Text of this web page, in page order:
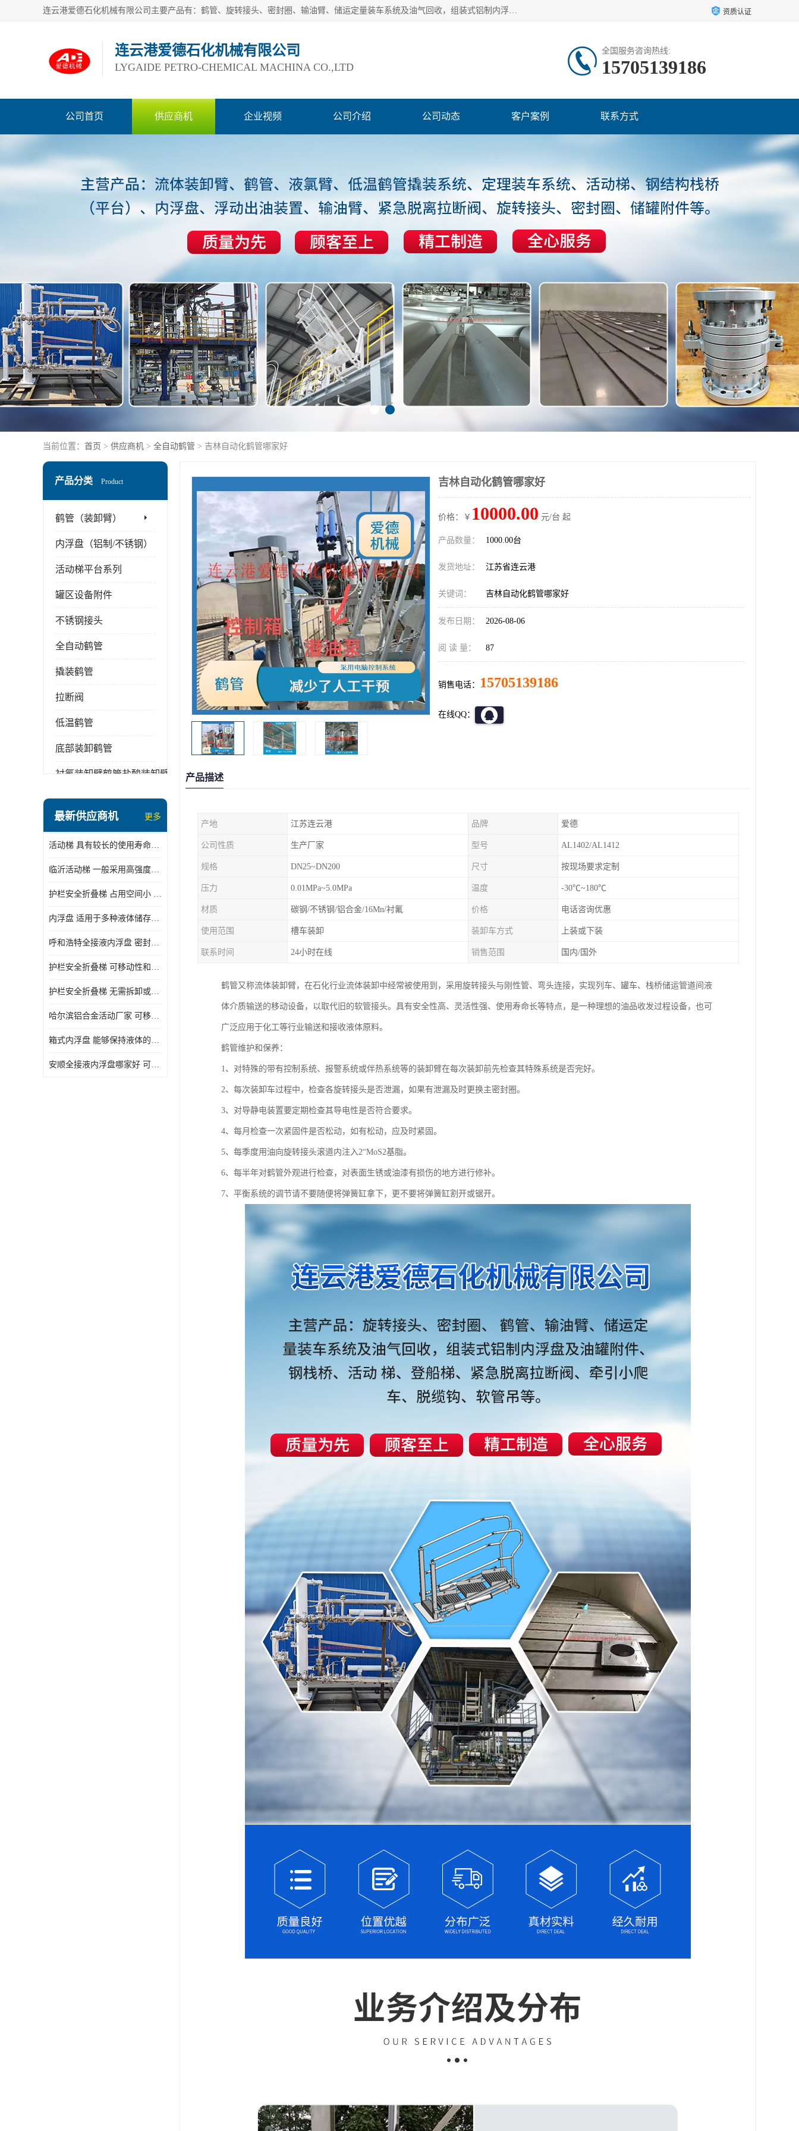
连云港爱德石化机械有限公司主要产品有：鹤管、旋转接头、密封圈、输油臂、储运定量装车系统及油气回收，组装式铝制内浮盘及油罐附件、钢结构栈桥/平台、活动梯、紧急脱离拉断阀等。完备的制造和检测手段以及高素质的员工确保了产品的质量。 资质认证
连云港爱德石化机械有限公司
LYGAIDE PETRO-CHEMICAL MACHINA CO.,LTD
全国服务咨询热线:
15705139186
公司首页 供应商机 企业视频 公司介绍 公司动态 客户案例 联系方式
当前位置： 首页 > 供应商机 > 全自动鹤管 > 吉林自动化鹤管哪家好
产品分类 Product
鹤管（装卸臂）
内浮盘（铝制/不锈钢）
活动梯平台系列
罐区设备附件
不锈钢接头
全自动鹤管
撬装鹤管
拉断阀
低温鹤管
底部装卸鹤管
衬氟装卸臂鹤管盐酸装卸臂
顶部装卸车鹤管
液氨液化气鹤管
定量装车系统
最新供应商机 更多
活动梯 具有较长的使用寿命和耐用性 一般采用高强度材料制造
临沂活动梯 一般采用高强度材料制造 可以用于多种不同的任务
护栏安全折叠梯 占用空间小 方便存放和搬运
内浮盘 适用于多种液体储存和运输 能够降低运输成本和维护成本
呼和浩特全接液内浮盘 密封性能好 有效保护液体质量
护栏安全折叠梯 可移动性和安全性较高 占用空间小
护栏安全折叠梯 无需拆卸或重新安装 占用空间小
哈尔滨铝合金活动厂家 可移动性和安全性较高 占用空间小
箱式内浮盘 能够保持液体的密闭状态 适用于多种液体储存和运输
安顺全接液内浮盘哪家好 可以自动上下浮动 密封性能好
吉林自动化鹤管哪家好
价格：￥ 10000.00 元/台 起
产品数量： 1000.00台
发货地址： 江苏省连云港
关键词： 吉林自动化鹤管哪家好
发布日期： 2026-08-06
阅 读 量： 87
销售电话： 15705139186
在线QQ：
产品描述
产地 江苏连云港 品牌 爱德
公司性质 生产厂家 型号 AL1402/AL1412
规格 DN25~DN200 尺寸 按现场要求定制
压力 0.01MPa~5.0MPa 温度 -30℃~180℃
材质 碳钢/不锈钢/铝合金/16Mn/衬氟 价格 电话咨询优惠
使用范围 槽车装卸 装卸车方式 上装或下装
联系时间 24小时在线 销售范围 国内/国外
鹤管又称流体装卸臂，在石化行业流体装卸中经常被使用到，采用旋转接头与刚性管、弯头连接，实现列车、罐车、栈桥储运管道间液
体介质输送的移动设备，以取代旧的软管接头。具有安全性高、灵活性强、使用寿命长等特点，是一种理想的油品收发过程设备，也可
广泛应用于化工等行业输送和接收液体原料。
鹤管维护和保养：
1、对特殊的带有控制系统、报警系统或伴热系统等的装卸臂在每次装卸前先检查其特殊系统是否完好。
2、每次装卸车过程中，检查各旋转接头是否泄漏，如果有泄漏及时更换主密封圈。
3、对导静电装置要定期检查其导电性是否符合要求。
4、每月检查一次紧固件是否松动，如有松动，应及时紧固。
5、每季度用油向旋转接头滚道内注入2“MoS2基脂。
6、每半年对鹤管外观进行检查，对表面生锈或油漆有损伤的地方进行修补。
7、平衡系统的调节请不要随便将弹簧缸拿下，更不要将弹簧缸割开或锯开。